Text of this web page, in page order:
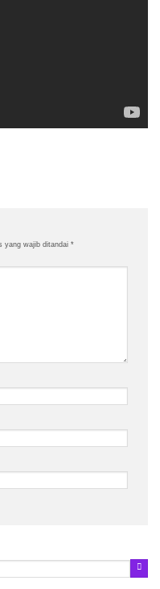
yang wajib ditandai *